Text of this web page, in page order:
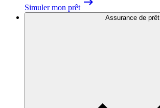
Simuler mon prêt
Assurance de prêt